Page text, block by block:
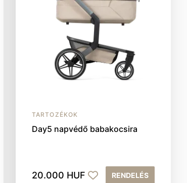
TARTOZÉKOK
Day5 napvédő babakocsira
20.000 HUF RENDELÉS